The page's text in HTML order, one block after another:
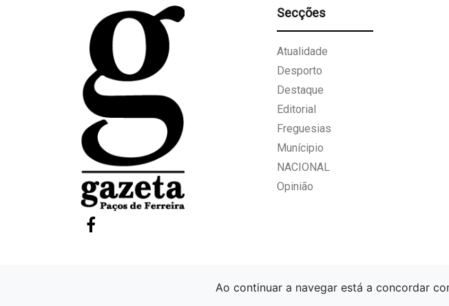
Secções
Atualidade
Desporto
Destaque
Editorial
Freguesias
Munícipio
NACIONAL
Opinião
Gazeta Paços de
Ao continuar a navegar está a concordar